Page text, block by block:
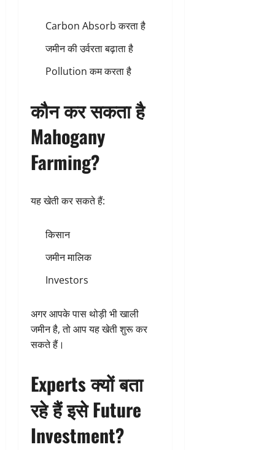
Carbon Absorb करता है
जमीन की उर्वरता बढ़ाता है
Pollution कम करता है
कौन कर सकता है
Mahogany
Farming?
यह खेती कर सकते हैं:
किसान
जमीन मालिक
Investors
अगर आपके पास थोड़ी भी खाली
जमीन है, तो आप यह खेती शुरू कर
सकते हैं।
Experts क्यों बता
रहे हैं इसे Future
Investment?